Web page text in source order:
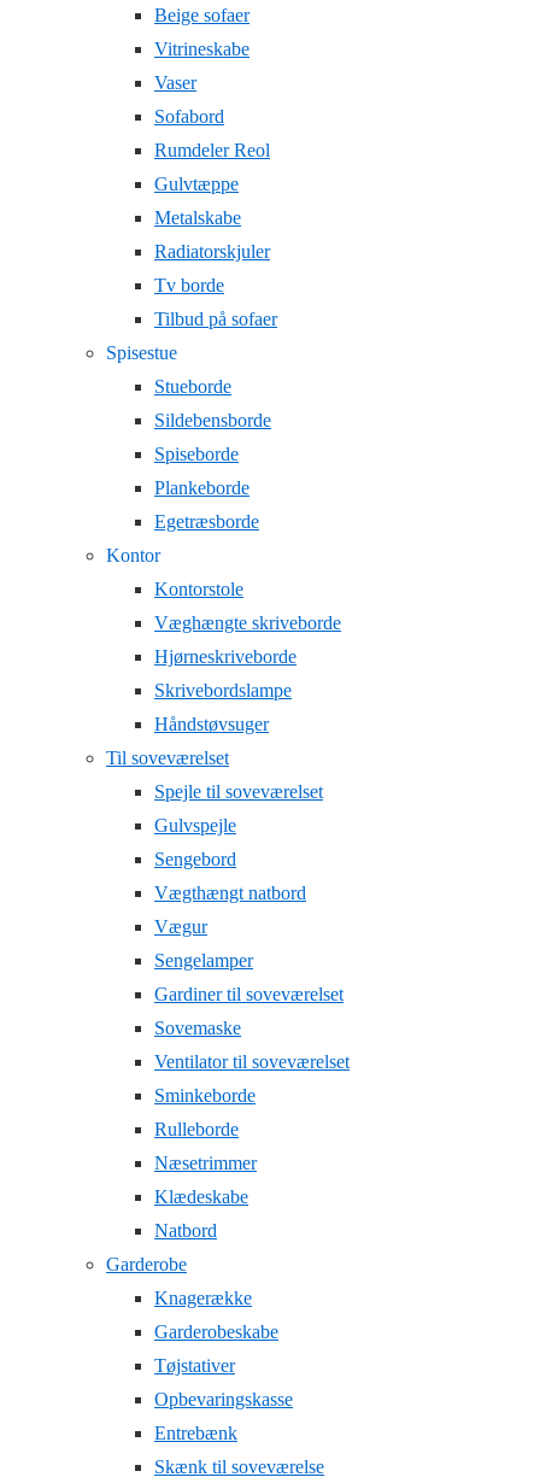
Beige sofaer
Vitrineskabe
Vaser
Sofabord
Rumdeler Reol
Gulvtæppe
Metalskabe
Radiatorskjuler
Tv borde
Tilbud på sofaer
Spisestue
Stueborde
Sildebensborde
Spiseborde
Plankeborde
Egetræsborde
Kontor
Kontorstole
Væghængte skriveborde
Hjørneskriveborde
Skrivebordslampe
Håndstøvsuger
Til soveværelset
Spejle til soveværelset
Gulvspejle
Sengebord
Vægthængt natbord
Vægur
Sengelamper
Gardiner til soveværelset
Sovemaske
Ventilator til soveværelset
Sminkeborde
Rulleborde
Næsetrimmer
Klædeskabe
Natbord
Garderobe
Knagerække
Garderobeskabe
Tøjstativer
Opbevaringskasse
Entrebænk
Skænk til soveværelse